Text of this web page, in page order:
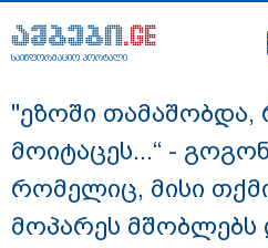
საინფორმაციო პორტალი
საინფორმაციო პორტალი
"ეზოში თამაშობდა,
მოიტაცეს...“ -
რომელიც, მისი
მოპარეს მშობლებს